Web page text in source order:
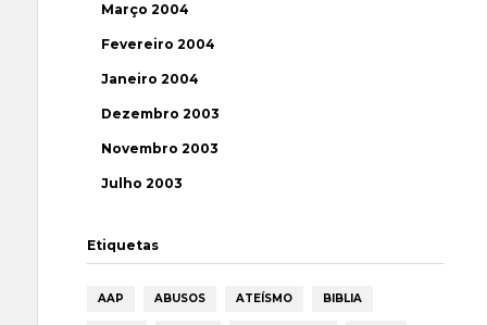
Março 2004
Fevereiro 2004
Janeiro 2004
Dezembro 2003
Novembro 2003
Julho 2003
Etiquetas
AAP ABUSOS ATEÍSMO BIBLIA